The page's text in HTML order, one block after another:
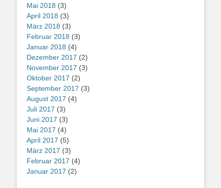
Mai 2018 (3)
April 2018 (3)
März 2018 (3)
Februar 2018 (3)
Januar 2018 (4)
Dezember 2017 (2)
November 2017 (3)
Oktober 2017 (2)
September 2017 (3)
August 2017 (4)
Juli 2017 (3)
Juni 2017 (3)
Mai 2017 (4)
April 2017 (5)
März 2017 (3)
Februar 2017 (4)
Januar 2017 (2)